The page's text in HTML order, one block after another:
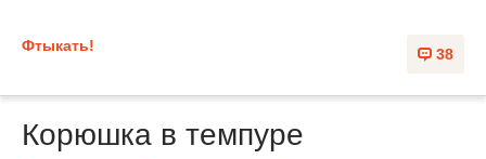
38
Фтыкать!
Корюшка в темпуре